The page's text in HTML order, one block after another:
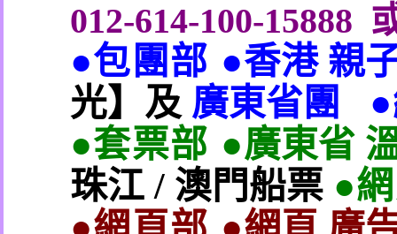
012-614-100-15888
●包團部 ●香港 親
光】及 廣東省團
●套票部 ●廣東省
珠江/ 澳門船票 ●